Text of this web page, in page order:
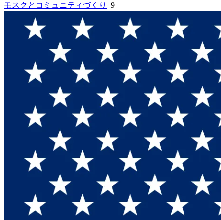
モスクとコミュニティづくり +9